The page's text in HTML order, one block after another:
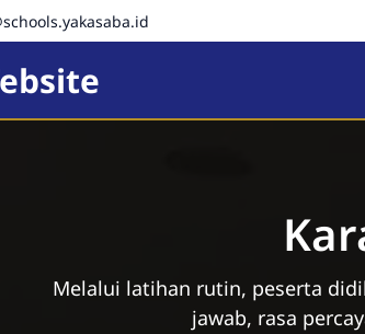
Melalui latihan rutin, peserta
jawab, rasa